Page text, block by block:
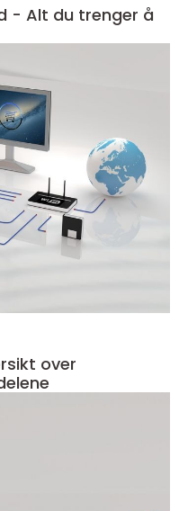
- Alt du trenger å